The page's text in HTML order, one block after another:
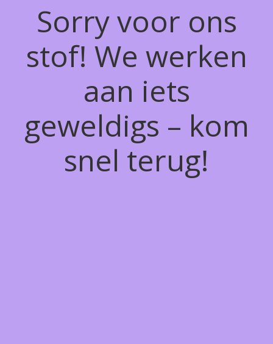
Sorry voor ons
stof! We werken
aan iets
geweldigs – kom
snel terug!